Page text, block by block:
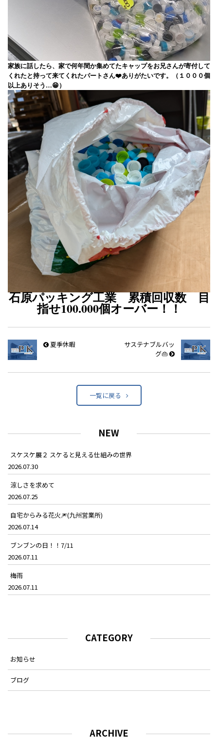
家族に話したら、家で何年間か集めてたキャップをお兄さんが寄付して
くれたと持って来てくれたパートさん❤️ありがたいです。（１０００個
以上ありそう…😁）
石原パッキング工業 累積回収数 目
指せ100.000個オーバー！！
夏季休暇
サステナブルバッ
グ👜
一覧に戻る
NEW
スケスケ展２ スケると見える仕組みの世界
2026.07.30
涼しさを求めて
2026.07.25
自宅からみる花火🎆(九州営業所)
2026.07.14
ブンブンの日！！7/11
2026.07.11
梅雨
2026.07.11
CATEGORY
お知らせ
ブログ
ARCHIVE